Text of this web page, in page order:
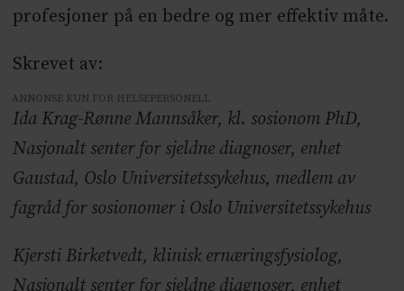
profesjoner på en bedre og mer effektiv måte.
Skrevet av:
ANNONSE KUN FOR HELSEPERSONELL
Ida Krag-Rønne Mannsåker, kl. sosionom PhD,
Nasjonalt senter for sjeldne diagnoser, enhet
Gaustad, Oslo Universitetssykehus, medlem av
fagråd for sosionomer i Oslo Universitetssykehus
Kjersti Birketvedt, klinisk ernæringsfysiolog,
Nasjonalt senter for sjeldne diagnoser, enhet